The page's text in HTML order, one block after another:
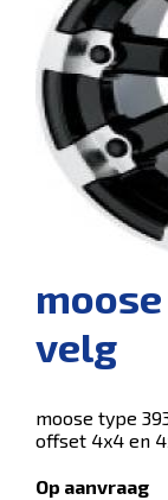
velg
moose type
offset 4x4 en
Op aanvraag